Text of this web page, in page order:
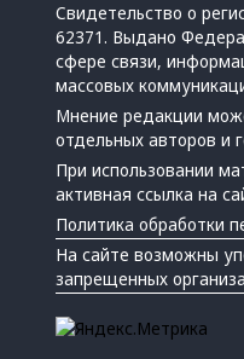
Свидетельство о
62371. Выдано
сфере связи,
массовых
Мнение редакции
отдельных авторов и
При использовании
активная ссылка на
Политика обработки
На сайте возможны
запрещенных